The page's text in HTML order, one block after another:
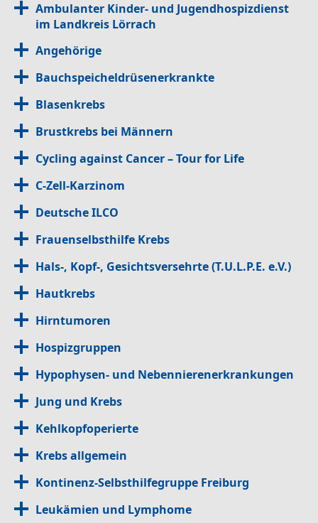
Ambulanter Kinder- und Jugendhospizdienst
im Landkreis Lörrach
Angehörige
Bauchspeicheldrüsenerkrankte
Blasenkrebs
Brustkrebs bei Männern
Cycling against Cancer – Tour for Life
C-Zell-Karzinom
Deutsche ILCO
Frauenselbsthilfe Krebs
Hals-, Kopf-, Gesichtsversehrte (T.U.L.P.E. e.V.)
Hautkrebs
Hirntumoren
Hospizgruppen
Hypophysen- und Nebennierenerkrankungen
Jung und Krebs
Kehlkopfoperierte
Krebs allgemein
Kontinenz-Selbsthilfegruppe Freiburg
Leukämien und Lymphome